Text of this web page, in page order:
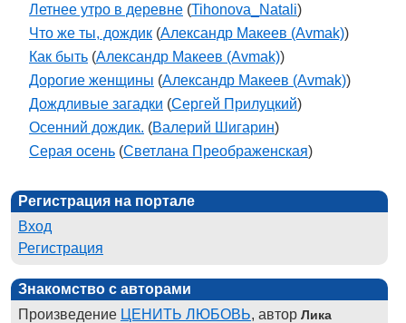
Летнее утро в деревне (Tihonova_Natali)
Что же ты, дождик (Александр Макеев (Avmak))
Как быть (Александр Макеев (Avmak))
Дорогие женщины (Александр Макеев (Avmak))
Дождливые загадки (Сергей Прилуцкий)
Осенний дождик. (Валерий Шигарин)
Серая осень (Светлана Преображенская)
Регистрация на портале
Вход
Регистрация
Знакомство с авторами
Произведение ЦЕНИТЬ ЛЮБОВЬ, автор Лика